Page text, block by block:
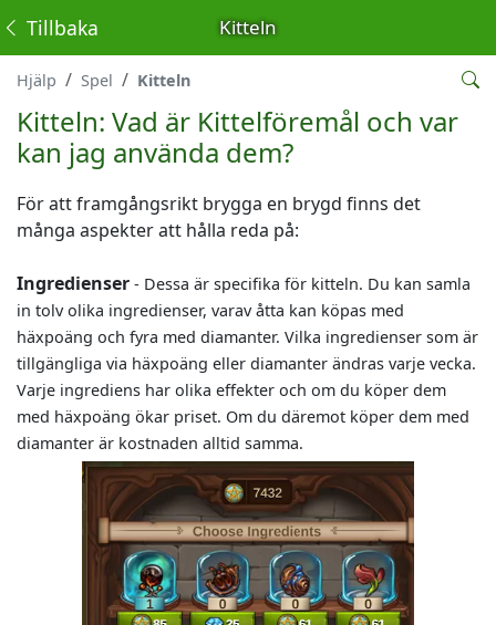
Kitteln
Tillbaka
Hjälp Spel Kitteln
Kitteln: Vad är Kittelföremål och var
kan jag använda dem?
För att framgångsrikt brygga en brygd finns det
många aspekter att hålla reda på:
Ingredienser - Dessa är specifika för kitteln. Du kan samla
in tolv olika ingredienser, varav åtta kan köpas med
häxpoäng och fyra med diamanter. Vilka ingredienser som är
tillgängliga via häxpoäng eller diamanter ändras varje vecka.
Varje ingrediens har olika effekter och om du köper dem
med häxpoäng ökar priset. Om du däremot köper dem med
diamanter är kostnaden alltid samma.